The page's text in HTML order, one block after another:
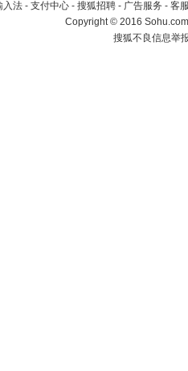
入法 - 支付中心 - 搜狐招聘 - 广告服务 - 客
Copyright©2016
搜狐不良信息举